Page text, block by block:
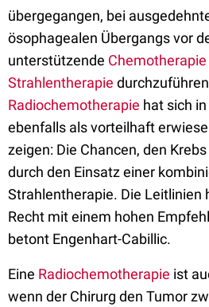
übergegangen, bei
ösophagealen Übergangs vor
unterstützende Chemotherapie
Strahlentherapie
Radiochemotherapie hat sich
ebenfalls als vorteilhaft
zeigen: Die Chancen, den
durch den Einsatz einer
Strahlentherapie. Die Leitlinien
Recht mit einem hohen
betont Engenhart-Cabillic.
Eine Radiochemotherapie ist
wenn der Chirurg den Tumor